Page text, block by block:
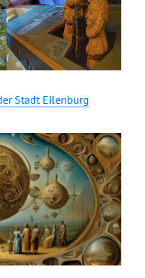
Stadt Eilenburg